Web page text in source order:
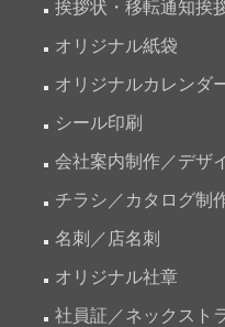
挨拶状・移転通知挨
オリジナル紙袋
オリジナルカレンダ
シール印刷
会社案内制作／デザ
チラシ／カタログ制
名刺／店名刺
オリジナル社章
社員証／ネックスト